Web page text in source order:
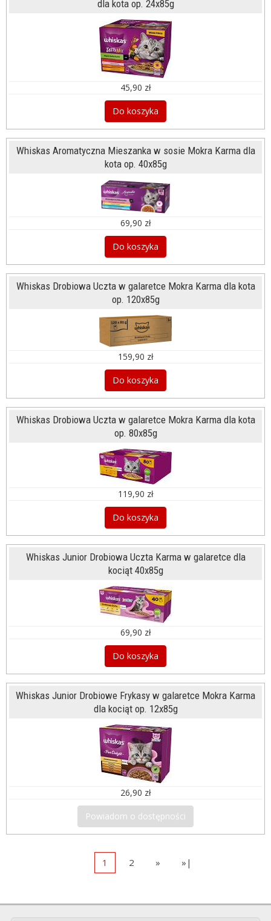
dla kota op. 24x85g
45,90 zł
Do koszyka
Whiskas Aromatyczna Mieszanka w sosie Mokra Karma dla
kota op. 40x85g
69,90 zł
Do koszyka
Whiskas Drobiowa Uczta w galaretce Mokra Karma dla kota
op. 120x85g
159,90 zł
Do koszyka
Whiskas Drobiowa Uczta w galaretce Mokra Karma dla kota
op. 80x85g
119,90 zł
Do koszyka
Whiskas Junior Drobiowa Uczta Karma w galaretce dla
kociąt 40x85g
69,90 zł
Do koszyka
Whiskas Junior Drobiowe Frykasy w galaretce Mokra Karma
dla kociąt op. 12x85g
26,90 zł
Powiadom o dostępności
1 2 » »|